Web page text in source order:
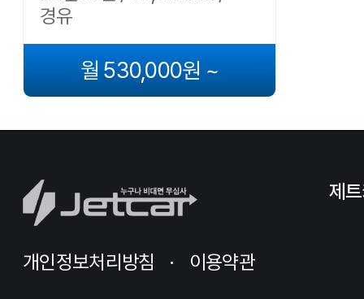
경유
월 530,000원 ~
제
개인정보처리방침 이용약관